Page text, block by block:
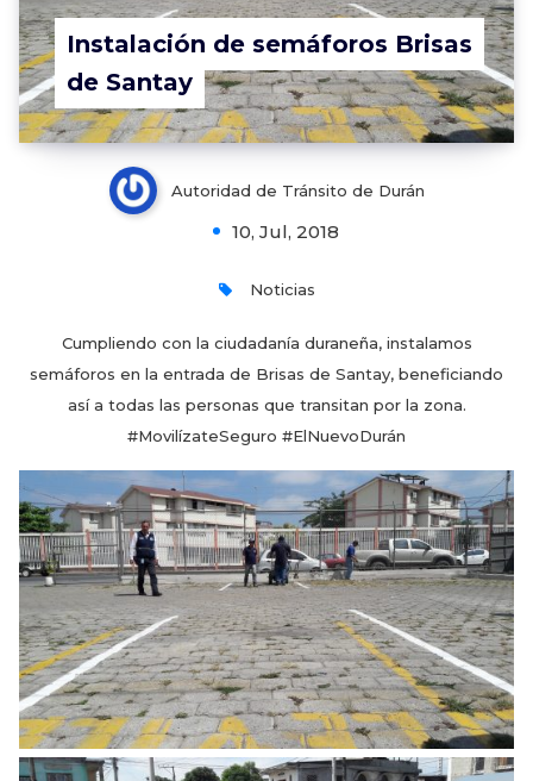
Instalación de semáforos Brisas
de Santay
Autoridad de Tránsito de Durán
10, Jul, 2018
Noticias
Cumpliendo con la ciudadanía duraneña, instalamos
semáforos en la entrada de Brisas de Santay, beneficiando
así a todas las personas que transitan por la zona.
#MovilízateSeguro #ElNuevoDurán